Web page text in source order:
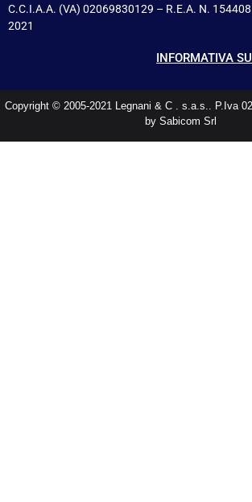
C.C.I.A.A. (VA) 02069830129 – R.E.A. N.
2021
INFORMATIVA
Copyright © 2005-2021 Legnani & C . s.a.s.. P.Iva
by Sabicom Srl